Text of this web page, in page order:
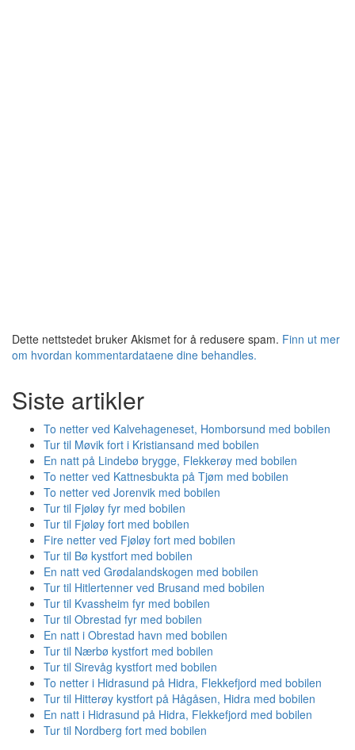
Dette nettstedet bruker Akismet for å redusere spam. Finn ut mer
om hvordan kommentardataene dine behandles.
Siste artikler
To netter ved Kalvehageneset, Homborsund med bobilen
Tur til Møvik fort i Kristiansand med bobilen
En natt på Lindebø brygge, Flekkerøy med bobilen
To netter ved Kattnesbukta på Tjøm med bobilen
To netter ved Jorenvik med bobilen
Tur til Fjøløy fyr med bobilen
Tur til Fjøløy fort med bobilen
Fire netter ved Fjøløy fort med bobilen
Tur til Bø kystfort med bobilen
En natt ved Grødalandskogen med bobilen
Tur til Hitlertenner ved Brusand med bobilen
Tur til Kvassheim fyr med bobilen
Tur til Obrestad fyr med bobilen
En natt i Obrestad havn med bobilen
Tur til Nærbø kystfort med bobilen
Tur til Sirevåg kystfort med bobilen
To netter i Hidrasund på Hidra, Flekkefjord med bobilen
Tur til Hitterøy kystfort på Hågåsen, Hidra med bobilen
En natt i Hidrasund på Hidra, Flekkefjord med bobilen
Tur til Nordberg fort med bobilen